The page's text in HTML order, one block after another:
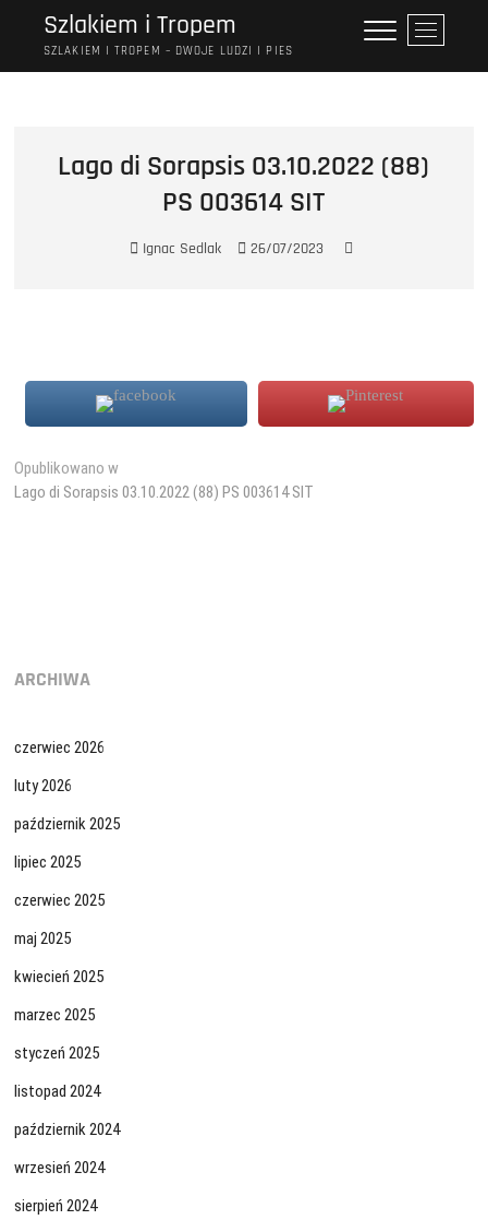
Szlakiem i Tropem
SZLAKIEM I TROPEM – DWOJE LUDZI I PIES
P
r
z
s
Lago di Sorapsis 03.10.2022 (88)
PS 003614 SIT
Ignac Sedlak 26/07/2023
Nawigacja
wpisu
Opublikowano w
Lago di Sorapsis 03.10.2022 (88) PS 003614 SIT
ARCHIWA
czerwiec 2026
luty 2026
październik 2025
lipiec 2025
czerwiec 2025
maj 2025
kwiecień 2025
marzec 2025
styczeń 2025
listopad 2024
październik 2024
wrzesień 2024
sierpień 2024